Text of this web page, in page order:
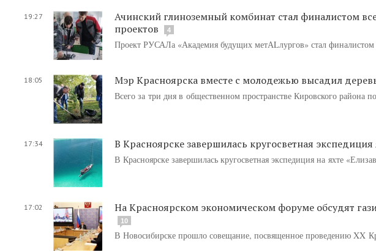
19:27
Ачинский глиноземный комбинат стал финалистом
проектов
4
Проект РУСАЛа «Академия будущих метАLлургов» стал
18:05 Мэр Красноярска вместе с молодежью высадил
Всего за три дня в общественном пространстве Кировского района
17:34 В Красноярске завершилась кругосветная экспедиция
В Красноярске завершилась кругосветная экспедиция на яхте
17:02 На Красноярском экономическом форуме обсудят
10
В Новосибирске прошло совещание, посвященное проведению XX